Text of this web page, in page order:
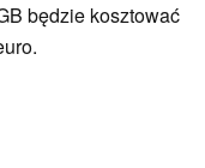
będzie kosztować